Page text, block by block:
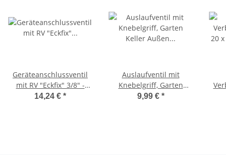
Geräteanschlussventil
mit RV "Eckfix" 3/8" -
50mm hoch -
14,24 € *
Auslaufventil mit
Knebelgriff, Garten
Keller Außen
9,99 € *